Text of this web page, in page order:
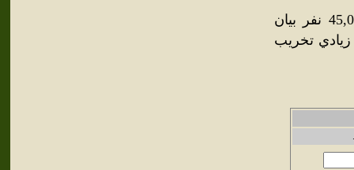
کشته‌شدگان اين زمين‌لرزه در آمارهاي مختلف، بين 25,000 تا 45,000 نفر بيان
زيادي تخريب